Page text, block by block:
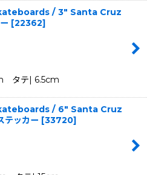
/ 3" Santa Cruz
[22362]
タテ| 6.5cm
/ 6" Santa Cruz
ッカー [33720]